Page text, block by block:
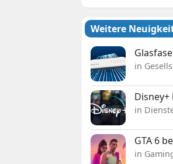
Weitere
in
in
GTA 6
in